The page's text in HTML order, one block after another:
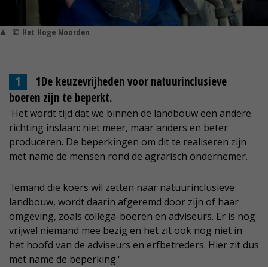
© Het Hoge Noorden
1De keuzevrijheden voor natuurinclusieve
boeren zijn te beperkt.
'Het wordt tijd dat we binnen de landbouw een andere
richting inslaan: niet meer, maar anders en beter
produceren. De beperkingen om dit te realiseren zijn
met name de mensen rond de agrarisch ondernemer.
'Iemand die koers wil zetten naar natuurinclusieve
landbouw, wordt daarin afgeremd door zijn of haar
omgeving, zoals collega-boeren en adviseurs. Er is nog
vrijwel niemand mee bezig en het zit ook nog niet in
het hoofd van de adviseurs en erfbetreders. Hier zit dus
met name de beperking.'